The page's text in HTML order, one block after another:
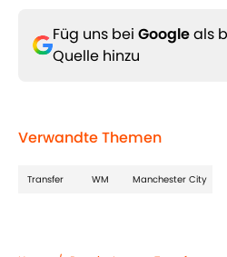
Füg uns bei Googleals
Quelle hinzu
Verwandte Themen
Transfer WM Manchester City